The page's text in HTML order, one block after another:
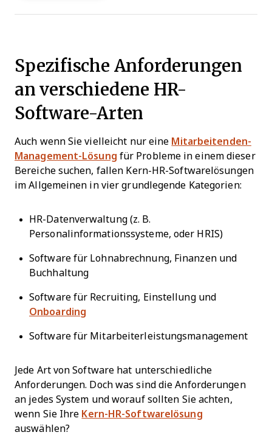
Spezifische Anforderungen
an verschiedene HR-
Software-Arten
Auch wenn Sie vielleicht nur eine Mitarbeitenden-
Management-Lösung für Probleme in einem dieser
Bereiche suchen, fallen Kern-HR-Softwarelösungen
im Allgemeinen in vier grundlegende Kategorien:
HR-Datenverwaltung (z. B.
Personalinformationssysteme, oder HRIS)
Software für Lohnabrechnung, Finanzen und
Buchhaltung
Software für Recruiting, Einstellung und
Onboarding
Software für Mitarbeiterleistungsmanagement
Jede Art von Software hat unterschiedliche
Anforderungen. Doch was sind die Anforderungen
an jedes System und worauf sollten Sie achten,
wenn Sie Ihre Kern-HR-Softwarelösung
auswählen?